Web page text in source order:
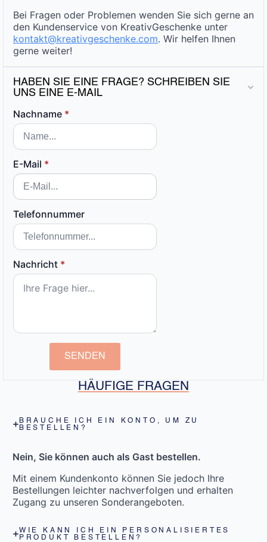
Bei Fragen oder Problemen wenden Sie sich gerne an
den Kundenservice von KreativGeschenke unter
kontakt@kreativgeschenke.com. Wir helfen Ihnen
gerne weiter!
HABEN SIE EINE FRAGE? SCHREIBEN SIE
UNS EINE E-MAIL
Nachname *
E-Mail *
Telefonnummer
Nachricht *
SENDEN
HÄUFIGE FRAGEN
BRAUCHE ICH EIN KONTO, UM ZU
BESTELLEN?
Nein, Sie können auch als Gast bestellen.
Mit einem Kundenkonto können Sie jedoch Ihre
Bestellungen leichter nachverfolgen und erhalten
Zugang zu unseren Sonderangeboten.
WIE KANN ICH EIN PERSONALISIERTES
PRODUKT BESTELLEN?